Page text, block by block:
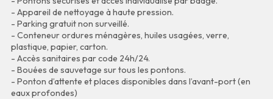
- Appareil de nettoyage à haute pression.
- Parking gratuit non surveillé.
- Conteneur ordures ménagères, huiles usagées, verre,
plastique, papier, carton.
- Accès sanitaires par code 24h/24.
- Bouées de sauvetage sur tous les pontons.
- Ponton d’attente et places disponibles dans l’avant-port (en
eaux profondes)